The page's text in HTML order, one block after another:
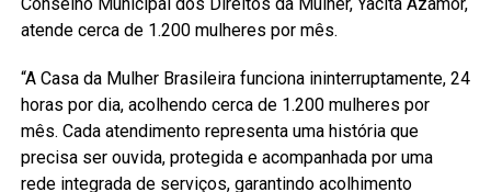
atende cerca de 1.200 mulheres por mês.
“A Casa da Mulher Brasileira funciona ininterruptamente, 24
horas por dia, acolhendo cerca de 1.200 mulheres por
mês. Cada atendimento representa uma história que
precisa ser ouvida, protegida e acompanhada por uma
rede integrada de serviços, garantindo acolhimento